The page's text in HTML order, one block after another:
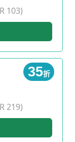
103)
35折
219)